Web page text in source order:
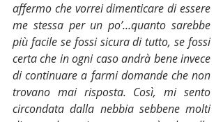
affermo che vorrei dimenticare di essere
me stessa per un po’…quanto sarebbe
più facile se fossi sicura di tutto, se fossi
certa che in ogni caso andrà bene invece
di continuare a farmi domande che non
trovano mai risposta. Così, mi sento
circondata dalla nebbia sebbene molti